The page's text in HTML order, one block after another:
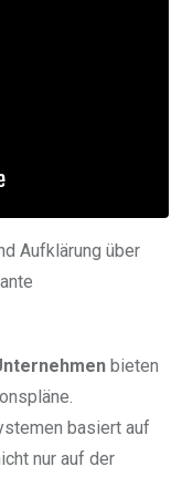
Aufklärung über
bieten
basiert auf
nur auf der